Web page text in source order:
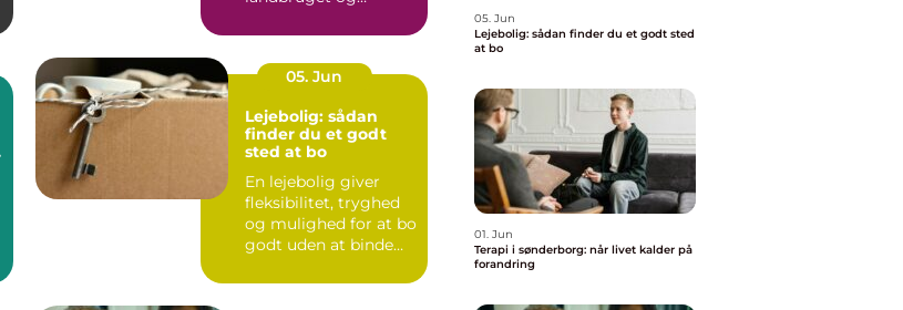
05. Jun
Lejebolig: sådan
finder du et godt
sted at bo
En lejebolig giver
fleksibilitet, tryghed
og mulighed for at bo
godt uden at binde
05. Jun
Lejebolig: sådan finder du et godt sted
at bo
01. Jun
Terapi i sønderborg: når livet kalder på
forandring